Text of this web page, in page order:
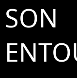
SON